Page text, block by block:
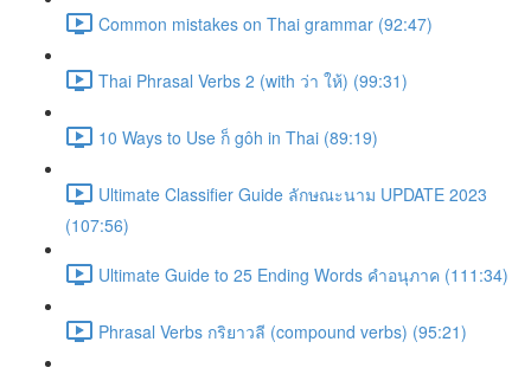
Common mistakes on Thai grammar (92:47)
Thai Phrasal Verbs 2 (with ว่า ให้) (99:31)
10 Ways to Use ก็ gôh in Thai (89:19)
Ultimate Classifier Guide ลักษณะนาม UPDATE 2023
(107:56)
Ultimate Guide to 25 Ending Words คำอนุภาค (111:34)
Phrasal Verbs กริยาวลี (compound verbs) (95:21)